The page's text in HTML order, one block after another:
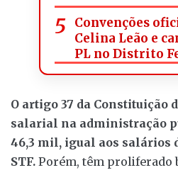
Convenções
Celina Leão e
PL no Distrito
O artigo 37 da Constituição
salarial na administração
46,3 mil, igual aos salários
STF. Porém, têm proliferado